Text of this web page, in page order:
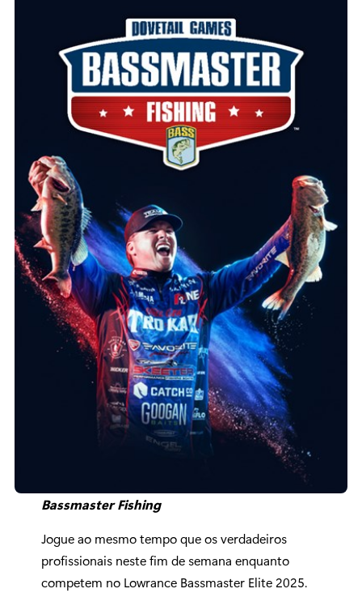
Bassmaster Fishing
Jogue ao mesmo tempo que os verdadeiros
profissionais neste fim de semana enquanto
competem no Lowrance Bassmaster Elite 2025.